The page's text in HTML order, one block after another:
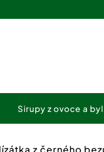
Sirupy z ovoce a
z černého
HLEDAT